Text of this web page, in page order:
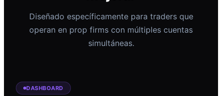
Diseñado específicamente para traders que
operan en prop firms con múltiples cuentas
simultáneas.
DASHBOARD